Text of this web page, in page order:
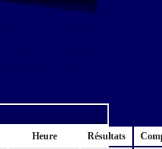
Heure Résultats